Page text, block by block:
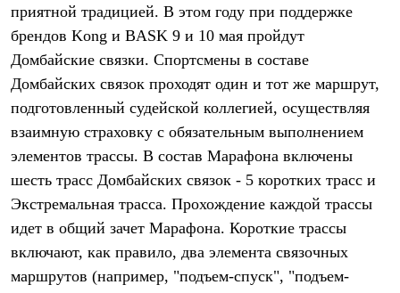
Лёгкая одежда
Футболки
Рубашки
Толстовки
Брюки
Женская одежда
Утепленная пухом
Куртки
Жилеты
Утепленная синтетикой
Брюки
Штормовая одежда
Софтшелл одежда
приятной традицией. В этом году при поддержке
брендов Kong и BASK 9 и 10 мая пройдут
Домбайские связки. Спортсмены в составе
Домбайских связок проходят один и тот же маршрут,
подготовленный судейской коллегией, осуществляя
взаимную страховку с обязательным выполнением
элементов трассы. В состав Марафона включены
шесть трасс Домбайских связок - 5 коротких трасс и
Экстремальная трасса. Прохождение каждой трассы
идет в общий зачет Марафона. Короткие трассы
включают, как правило, два элемента связочных
маршрутов (например, "подъем-спуск", "подъем-